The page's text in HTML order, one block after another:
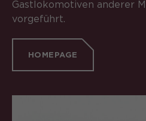
Gastlokomotiven anderer
vorgeführt.
HOMEPAGE